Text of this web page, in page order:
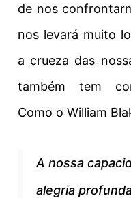
de nos
nos levará muito
a crueza das
também tem
Como o William
A nossa
alegria